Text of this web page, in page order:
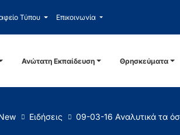
Τύπου Επικοινωνία
Ανώτατη Εκπαίδευση Θρησκεύματα
Ειδήσεις 09-03-16 Αναλυτικά τα